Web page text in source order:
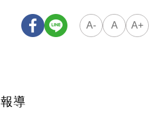
A- A A+
導